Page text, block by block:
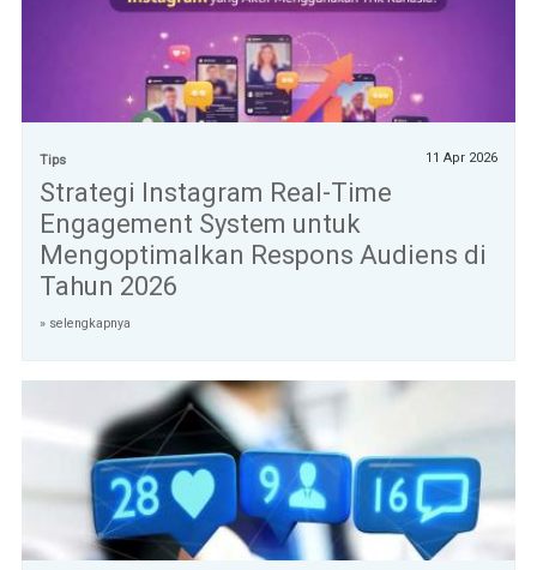
Tips 11 Apr 2026
Strategi Instagram Real-Time
Engagement System untuk
Mengoptimalkan Respons Audiens di
Tahun 2026
» selengkapnya